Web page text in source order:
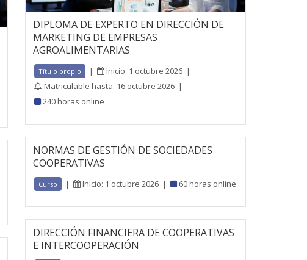
DIPLOMA DE EXPERTO EN DIRECCIÓN DE
MARKETING DE EMPRESAS
AGROALIMENTARIAS
Título propio | Inicio: 1 octubre 2026 |
Matriculable hasta: 16 octubre 2026 |
240 horas online
NORMAS DE GESTIÓN DE SOCIEDADES
COOPERATIVAS
Curso | Inicio: 1 octubre 2026 | 60 horas online
DIRECCIÓN FINANCIERA DE COOPERATIVAS
E INTERCOOPERACIÓN